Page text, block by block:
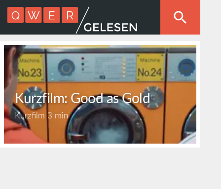
Kurzfilm: Good as Gold
Kurzfilm 3 min